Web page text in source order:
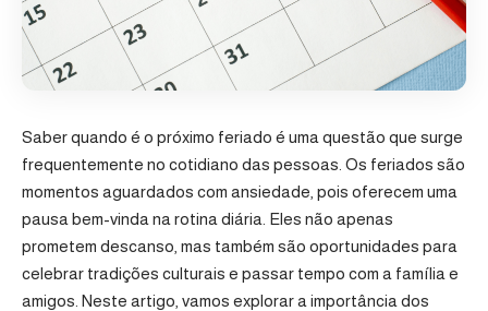
Saber quando é o próximo feriado é uma questão que surge
frequentemente no cotidiano das pessoas. Os feriados são
momentos aguardados com ansiedade, pois oferecem uma
pausa bem-vinda na rotina diária. Eles não apenas
prometem descanso, mas também são oportunidades para
celebrar tradições culturais e passar tempo com a família e
amigos. Neste artigo, vamos explorar a importância dos